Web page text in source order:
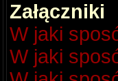
Załączniki
W jaki
W jaki